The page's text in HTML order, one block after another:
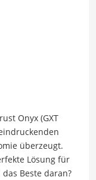
Onyx (GXT
überzeugt.
Lösung für
Beste daran?